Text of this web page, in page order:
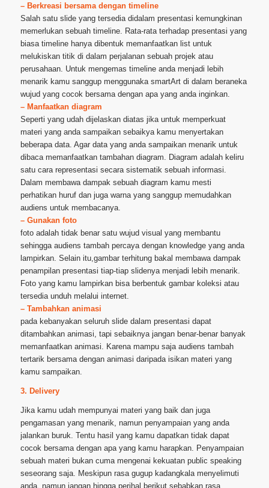
– Berkreasi bersama dengan timeline
Salah satu slide yang tersedia didalam presentasi kemungkinan
memerlukan sebuah timeline. Rata-rata terhadap presentasi yang
biasa timeline hanya dibentuk memanfaatkan list untuk
melukiskan titik di dalam perjalanan sebuah projek atau
perusahaan. Untuk mengemas timeline anda menjadi lebih
menarik kamu sanggup menggunaka smartArt di dalam beraneka
wujud yang cocok bersama dengan apa yang anda inginkan.
– Manfaatkan diagram
Seperti yang udah dijelaskan diatas jika untuk memperkuat
materi yang anda sampaikan sebaikya kamu menyertakan
beberapa data. Agar data yang anda sampaikan menarik untuk
dibaca memanfaatkan tambahan diagram. Diagram adalah keliru
satu cara representasi secara sistematik sebuah informasi.
Dalam membawa dampak sebuah diagram kamu mesti
perhatikan huruf dan juga warna yang sanggup memudahkan
audiens untuk membacanya.
– Gunakan foto
foto adalah tidak benar satu wujud visual yang membantu
sehingga audiens tambah percaya dengan knowledge yang anda
lampirkan. Selain itu,gambar terhitung bakal membawa dampak
penampilan presentasi tiap-tiap slidenya menjadi lebih menarik.
Foto yang kamu lampirkan bisa berbentuk gambar koleksi atau
tersedia unduh melalui internet.
– Tambahkan animasi
pada kebanyakan seluruh slide dalam presentasi dapat
ditambahkan animasi, tapi sebaiknya jangan benar-benar banyak
memanfaatkan animasi. Karena mampu saja audiens tambah
tertarik bersama dengan animasi daripada isikan materi yang
kamu sampaikan.
3. Delivery
Jika kamu udah mempunyai materi yang baik dan juga
pengamasan yang menarik, namun penyampaian yang anda
jalankan buruk. Tentu hasil yang kamu dapatkan tidak dapat
cocok bersama dengan apa yang kamu harapkan. Penyampaian
sebuah materi bukan cuma mengenai kekuatan public speaking
seseorang saja. Meskipun rasa gugup kadangkala menyelimuti
anda, namun jangan hingga perihal berikut sebabkan rasa